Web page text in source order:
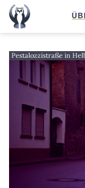
Pestalozzistraße in